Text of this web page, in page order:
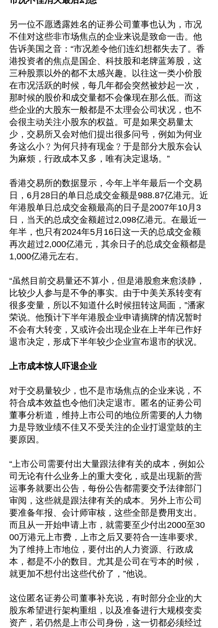
另一位不愿透露姓名的证券公司董事也认为，市况
不佳对这些非市场焦点的企业来说是致命一击。他
告诉美国之音：“市况差令他们连幻想都失去了。香
港投资者的焦点是国企、科技股和老牌蓝筹股，这
三种股票以外的都不太感兴趣。以往这一类小价股
在市况活跃的时候，每几年都会突然被炒起一次，
那时候的股价和成交量都不会像现在那么低。而这
些企业的大股东一般都是不太理会公司状况，也不
会很主动关注小股东的权益。可是如果交易量太
少，交易所又会对他们提出很多问号，例如为何业
务这么小﹖为何只持有现金﹖于是部分大股东会认
为麻烦，行政成本又多，唯有决定退场。”
香港交易所的数据显示，今年上半年最后一个交易
日，6月28日的单日总成交金额是988.87亿港元。近
年港股单日总成交金额最高的日子是2007年10月3
日，当天的总成交金额超过2,098亿港元。在最近一
年半，也只有2024年5月16日这一天的总成交金额
再次超过2,000亿港元，其余日子的总成交金额都是
1,000亿港元左右。
“虽然目前交易量还不算小，但是港股愈来愈淡静，
比较少人参与是不争的事实。由于中美关系转变有
很多变量，所以不知道什么时候扭转这局面，”潘家
荣说。他预计下半年港股企业申请摘牌的情况暂时
不会有大转变，又或许会出现企业在上半年已作好
退市决定，形成下半年较少企业宣布退市的状况。
上市成本惊人吓退企业
对于交易量较少，也不是市场焦点的企业来说，不
符合成本效益也令他们决定退市。匿名的证劵公司
董事分析道，维持上市公司的地位所需要的人力物
力是导致业绩不佳又不受关注的企业打退堂鼓的主
要原因。
“上市公司需要付出大量跟法律有关的成本，例如公
司无论有什么业务上的重大变化，或是出现新的营
运事务就要出公告，每份公告都需要交予法律部门
审阅，这些就是跟法律有关的成本。另外上市公司
要准备年报、会计师审核，这些全部是费用支出。
而且从一开始申请上市，就需要至少付出2000至30
00万港元上市费，上市之后又要符合一连串要求。
为了维持上市地位，要付出的人力资源、行政成
本，都是不小的数目。尤其是公司在亏本的时候，
就更加不想付出这些代价了，”他说。
这位匿名证劵公司董事补充说，有时部分企业的大
股东希望进行架构重组，以及准备进行大规模变卖
资产，若仍然是上市公司身份，这一切都必须经过